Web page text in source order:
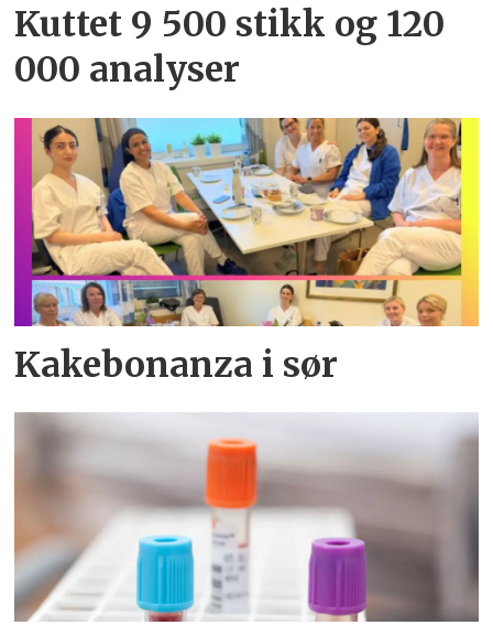
Kuttet 9 500 stikk og 120
000 analyser
Kakebonanza i sør